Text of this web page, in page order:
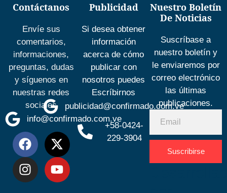
Contáctanos
Envíe sus
comentarios,
informaciones,
preguntas, dudas
y síguenos en
nuestras redes
sociales
info@confirmado.com.ve
Publicidad
Si desea obtener
información
acerca de cómo
publicar con
nosotros puedes
Escríbirnos
publicidad@confirmado.com.ve
+58-0424-
229-3904
Nuestro Boletín
De Noticias
Suscríbase a
nuestro boletín y
le enviaremos por
correo electrónico
las últimas
publicaciones.
Suscribirse